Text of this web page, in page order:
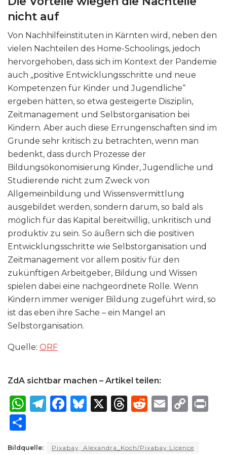
nicht auf
Von Nachhilfeinstituten in Kärnten wird, neben den
vielen Nachteilen des Home-Schoolings, jedoch
hervorgehoben, dass sich im Kontext der Pandemie
auch „positive Entwicklungsschritte und neue
Kompetenzen für Kinder und Jugendliche“
ergeben hätten, so etwa gesteigerte Disziplin,
Zeitmanagement und Selbstorganisation bei
Kindern. Aber auch diese Errungenschaften sind im
Grunde sehr kritisch zu betrachten, wenn man
bedenkt, dass durch Prozesse der
Bildungsökonomisierung Kinder, Jugendliche und
Studierende nicht zum Zweck von
Allgemeinbildung und Wissensvermittlung
ausgebildet werden, sondern darum, so bald als
möglich für das Kapital bereitwillig, unkritisch und
produktiv zu sein. So äußern sich die positiven
Entwicklungsschritte wie Selbstorganisation und
Zeitmanagement vor allem positiv für den
zukünftigen Arbeitgeber, Bildung und Wissen
spielen dabei eine nachgeordnete Rolle. Wenn
Kindern immer weniger Bildung zugeführt wird, so
ist das eben ihre Sache – ein Mangel an
Selbstorganisation.
Quelle: ORF
ZdA sichtbar machen – Artikel teilen:
W T
F
B X
T
R
E
C
Bildquelle:
Pixabay, Alexandra_Koch/Pixabay Licence